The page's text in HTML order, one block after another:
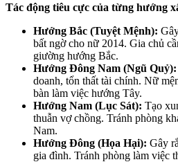
Tác động tiêu cực của từng hướng
Hướng Bắc (Tuyệt Mệnh):
bất ngờ cho nữ 2014. Gia chủ
giường hướng Bắc.
Hướng Đông Nam (Ngũ Quỷ):
doanh, tổn thất tài chính. Nữ
bàn làm việc hướng Tây.
Hướng Nam (Lục Sát): Tạo
thuẫn vợ chồng. Tránh phòng
Nam.
Hướng Đông (Họa Hại): Gây
gia đình. Tránh phòng làm việc